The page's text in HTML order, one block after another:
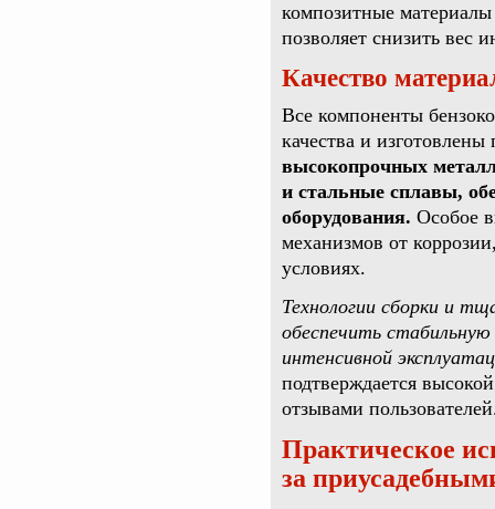
композитные
позволяет снизить вес
Качество
Все компоненты
качества и
высокопрочных
и стальные сплавы,
оборудования. Особое
механизмов от
условиях.
Технологии сборки и
обеспечить
интенсивной
подтверждается
отзывами
Практическое
за